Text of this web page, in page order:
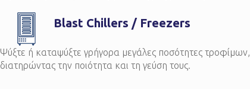
Blast Chillers / Freezers
Ψύξτε ή καταψύξτε γρήγορα μεγάλες ποσότητες τροφίμων,
διατηρώντας την ποιότητα και τη γεύση τους.